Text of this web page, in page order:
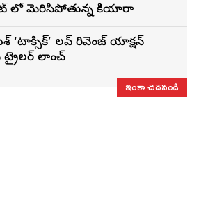
లో మెరిసిపోతున్న కియారా
‘టాక్సిక్’ లవ్ రివెంజ్ యాక్షన్
లాంచ్
ఇంకా చదవండి